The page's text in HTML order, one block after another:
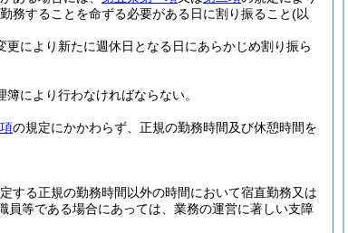
務することを命ずる必要がある日に割り振ること(以
により新たに週休日となる日にあらかじめ割り振ら
により行わなければならない。
の規定にかかわらず、正規の勤務時間及び休憩時間を
する正規の勤務時間以外の時間において宿直勤務又は
員等である場合にあっては、業務の運営に著しい支障